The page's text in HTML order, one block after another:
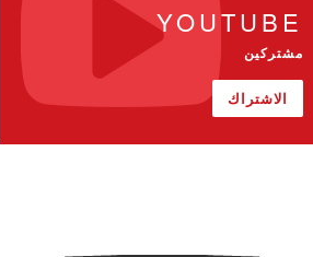
YOUTUBE
مشتركين
الاشتراك